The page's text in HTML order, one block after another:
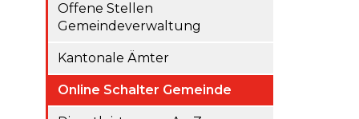
Offene Stellen
Gemeindeverwaltung
Kantonale Ämter
Online Schalter Gemeinde